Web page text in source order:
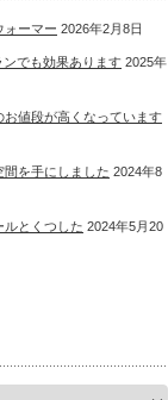
ォーマー 2026年2月8日
ンでも効果あります 2025年
お値段が高くなっています
間を手にしました 2024年8
ルとくつした 2024年5月20